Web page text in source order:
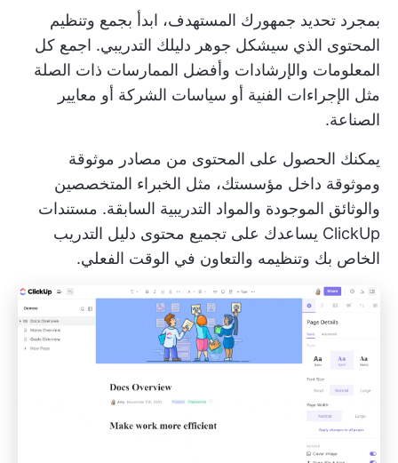
بمجرد تحديد جمهورك المستهدف، ابدأ بجمع وتنظيم
المحتوى الذي سيشكل جوهر دليلك التدريبي. اجمع كل
المعلومات والإرشادات وأفضل الممارسات ذات الصلة
مثل الإجراءات الفنية أو سياسات الشركة أو معايير
الصناعة.
يمكنك الحصول على المحتوى من مصادر موثوقة
وموثوقة داخل مؤسستك، مثل الخبراء المتخصصين
والوثائق الموجودة والمواد التدريبية السابقة. مستندات
ClickUp يساعدك على تجميع محتوى دليل التدريب
الخاص بك وتنظيمه والتعاون في الوقت الفعلي.